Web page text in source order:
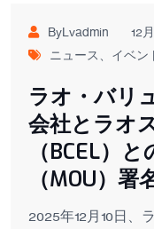
ByLvadmin
12
ニュース、イベン
ラオ・バリ
会社とラオ
（BCEL）
（MOU）署
2025年12月10日、